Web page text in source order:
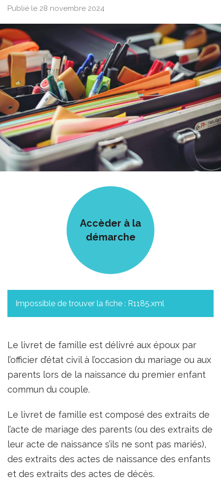
Publié le 28 novembre 2024
Accèder à la
démarche
Impossible de trouver la fiche : R1185.xml
Le livret de famille est délivré aux époux par
l’officier d’état civil à l’occasion du mariage ou aux
parents lors de la naissance du premier enfant
commun du couple.
Le livret de famille est composé des extraits de
l’acte de mariage des parents (ou des extraits de
leur acte de naissance s’ils ne sont pas mariés),
des extraits des actes de naissance des enfants
et des extraits des actes de décès.